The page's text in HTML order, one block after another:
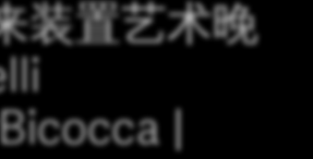
装置艺术晚
|